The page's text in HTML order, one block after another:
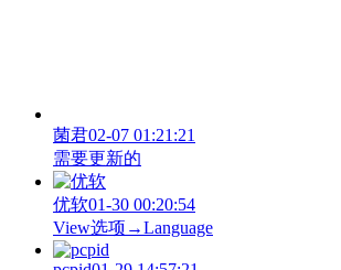
菌君02-07 01:21:21
需要更新的
优软01-30 00:20:54
View‌选项→Language